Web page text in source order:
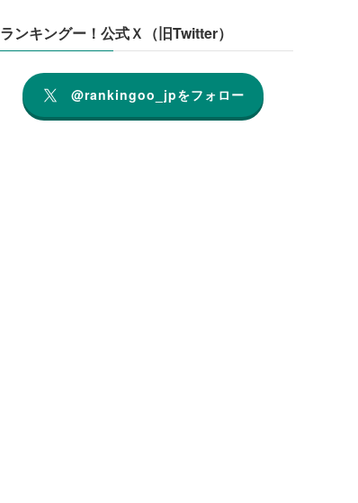
ランキングー！公式Ｘ（旧Twitter）
@rankingoo_jpをフォロー